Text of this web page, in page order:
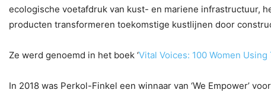
ecologische voetafdruk van kust- en mariene infrastructuur,
producten transformeren toekomstige kustlijnen door
Ze werd genoemd in het boek ‘Vital Voices: 100 Women
In 2018 was Perkol-Finkel een winnaar van ‘We Empower’